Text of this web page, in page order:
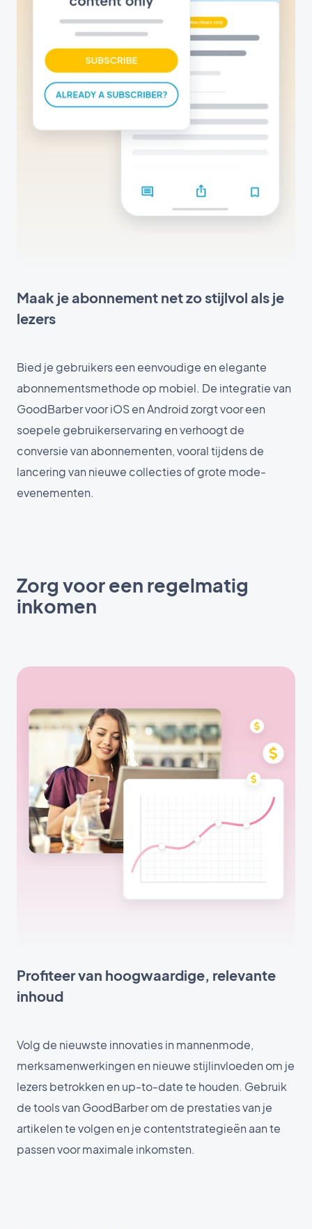
Maak je abonnement net zo stijlvol als je
lezers
Bied je gebruikers een eenvoudige en elegante
abonnementsmethode op mobiel. De integratie van
GoodBarber voor iOS en Android zorgt voor een
soepele gebruikerservaring en verhoogt de
conversie van abonnementen, vooral tijdens de
lancering van nieuwe collecties of grote mode-
evenementen.
Zorg voor een regelmatig
inkomen
Profiteer van hoogwaardige, relevante
inhoud
Volg de nieuwste innovaties in mannenmode,
merksamenwerkingen en nieuwe stijlinvloeden om je
lezers betrokken en up-to-date te houden. Gebruik
de tools van GoodBarber om de prestaties van je
artikelen te volgen en je contentstrategieën aan te
passen voor maximale inkomsten.